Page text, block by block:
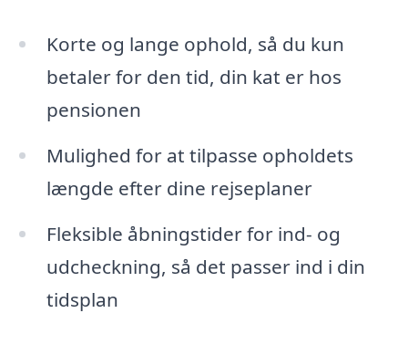
Korte og lange ophold, så du kun
betaler for den tid, din kat er hos
pensionen
Mulighed for at tilpasse opholdets
længde efter dine rejseplaner
Fleksible åbningstider for ind- og
udcheckning, så det passer ind i din
tidsplan